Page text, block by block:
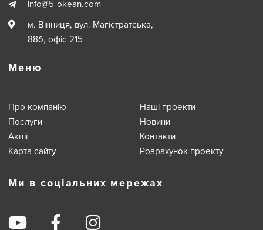
Контакти
info@5-okean.com
м. Вінниця, вул. Магiстратська,
88б, офіс 215
Меню
Про компанiю